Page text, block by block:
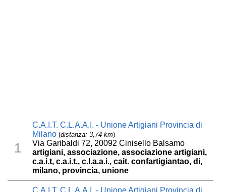
1
C.A.I.T. C.L.A.A.I. - Unione Artigiani Provincia di
Milano (distanza: 3,74 km)
Via Garibaldi 72, 20092 Cinisello Balsamo
artigiani, associazione, associazione artigiani,
c.a.i.t, c.a.i.t., c.l.a.a.i., cait. confartigiantao, di,
milano, provincia, unione
C.A.I.T. C.L.A.A.I. - Unione Artigiani Provincia di